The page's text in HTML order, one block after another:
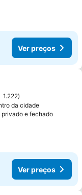
Ver preços
favoritos
1.222
da cidade
privado e fechadoVer
Ver preços